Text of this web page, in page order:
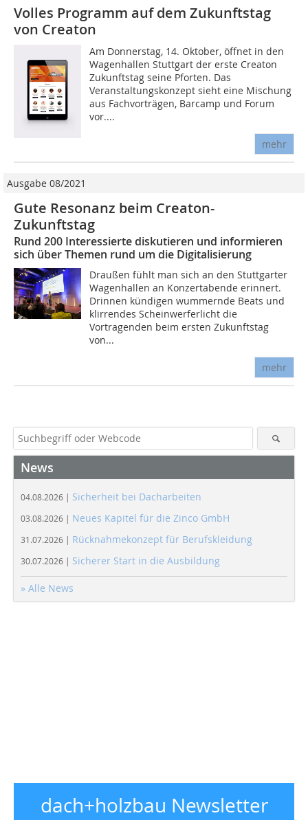
Volles Programm auf dem Zukunftstag
von Creaton
Am Donnerstag, 14. Oktober, öffnet in den
Wagenhallen Stuttgart der erste Creaton
Zukunftstag seine Pforten. Das
Veranstaltungskonzept sieht eine Mischung
aus Fachvorträgen, Barcamp und Forum
vor....
mehr
Ausgabe 08/2021
Gute Resonanz beim Creaton-
Zukunftstag
Rund 200 Interessierte diskutieren und informieren
sich über Themen rund um die Digitalisierung
Draußen fühlt man sich an den Stuttgarter
Wagenhallen an Konzertabende erinnert.
Drinnen kündigen wummernde Beats und
klirrendes Scheinwerferlicht die
Vortragenden beim ersten Zukunftstag
von...
mehr
News
04.08.2026 | Sicherheit bei Dacharbeiten
03.08.2026 | Neues Kapitel für die Zinco GmbH
31.07.2026 | Rücknahmekonzept für Berufskleidung
30.07.2026 | Sicherer Start in die Ausbildung
» Alle News
dach+holzbau Newsletter